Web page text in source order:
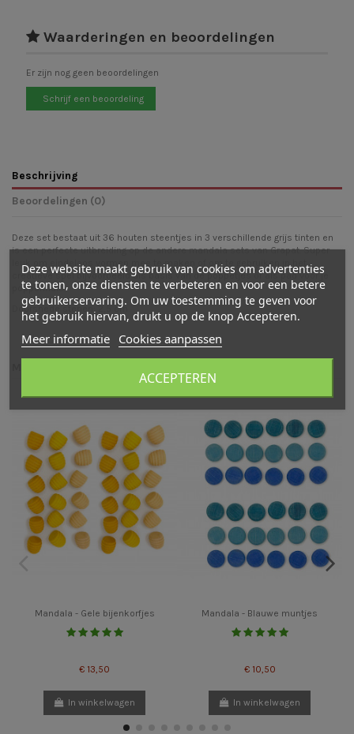
Waarderingen en beoordelingen
Er zijn nog geen beoordelingen
Schrijf een beoordeling
Beschrijving
Beoordelingen (0)
Deze set bestaat uit 36 houten steentjes in 3 verschillende grijs tinten en
is een perfecte uitbreiding op de andere mandala sets van Grapat. Super
leuk om eindeloos vormen mee te maken of om te gebruiken in het
creatieve spel bijvoorbeeld als basis van de poppetjes of als pad voor je
poppenhuis.
Doorsnede stenen: 2,5 cm
Mandala - Gele bijenkorfjes
€ 13,50
In winkelwagen
Mandala - Blauwe muntjes
€ 10,50
In winkelwagen
Deze website maakt gebruik van cookies om advertenties
te tonen, onze diensten te verbeteren en voor een betere
gebruikerservaring. Om uw toestemming te geven voor
het gebruik hiervan, drukt u op de knop Accepteren.
Meer informatie Cookies aanpassen
ACCEPTEREN